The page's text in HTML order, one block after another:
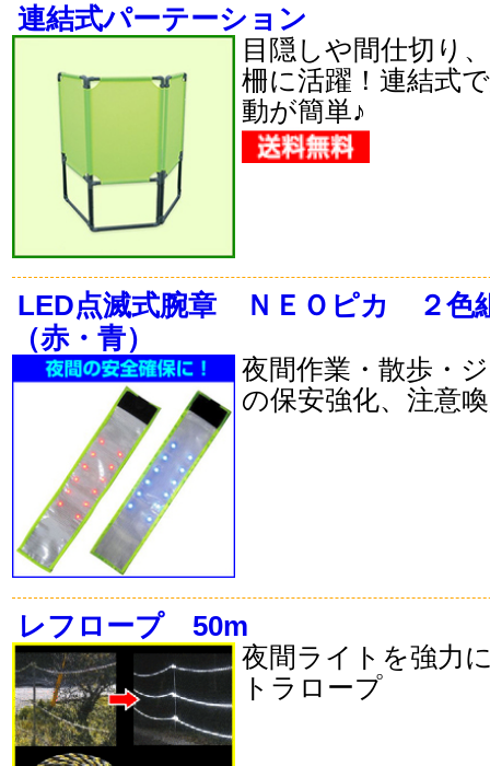
連結式パーテーション
目隠しや間仕切り
柵に活躍！連結式
動が簡単♪
LED点滅式腕章 ＮＥＯピカ ２色
（赤・青）
夜間作業・散歩・
の保安強化、注意
レフロープ 50m
夜間ライトを強力
トラロープ